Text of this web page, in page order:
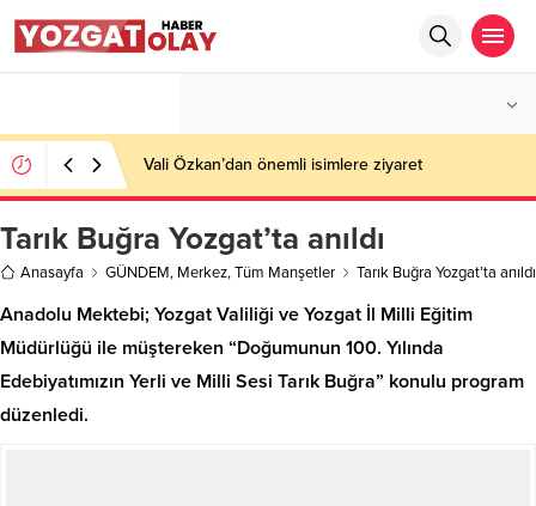
Vali Özkan’dan önemli isimlere ziyaret
Tarık Buğra Yozgat’ta anıldı
Anasayfa GÜNDEM, Merkez,Tüm Manşetler Tarık Buğra Yozgat’ta anıldı
Anadolu Mektebi; Yozgat Valiliği ve Yozgat İl Milli Eğitim
Müdürlüğü ile müştereken “Doğumunun 100. Yılında
Edebiyatımızın Yerli ve Milli Sesi Tarık Buğra” konulu program
düzenledi.